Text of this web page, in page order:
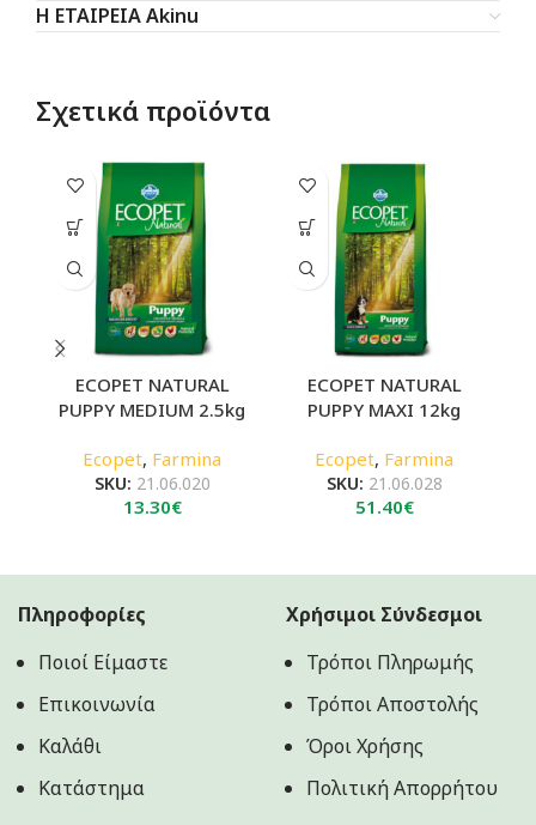
Η ΕΤΑΙΡΕΙΑ Akinu
Σχετικά προϊόντα
ECOPET NATURAL
PUPPY MEDIUM 2.5kg
Ecopet, Farmina
SKU: 21.06.020
13.30€
ECOPET NATURAL
PUPPY MAXI 12kg
Ecopet, Farmina
SKU: 21.06.028
51.40€
Πληροφορίες
Ποιοί Είμαστε
Επικοινωνία
Καλάθι
Κατάστημα
Χρήσιμοι Σύνδεσμοι
Τρόποι Πληρωμής
Τρόποι Αποστολής
Όροι Χρήσης
Πολιτική Aπορρήτου